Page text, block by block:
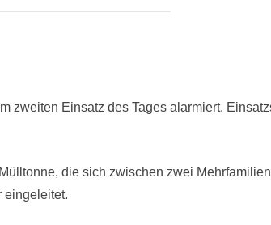
zweiten Einsatz des Tages alarmiert.
die sich zwischen zwei
eingeleitet.